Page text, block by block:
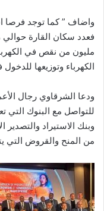
واضاف ” كما توجد فرصا
مليون من نقص في
الكهرباء وتوزيعها
ودعا الشرقاوي رجال
للتواصل مع البنوك التي
وبنك الاستيراد والتصدير
من المنح والقروض التي